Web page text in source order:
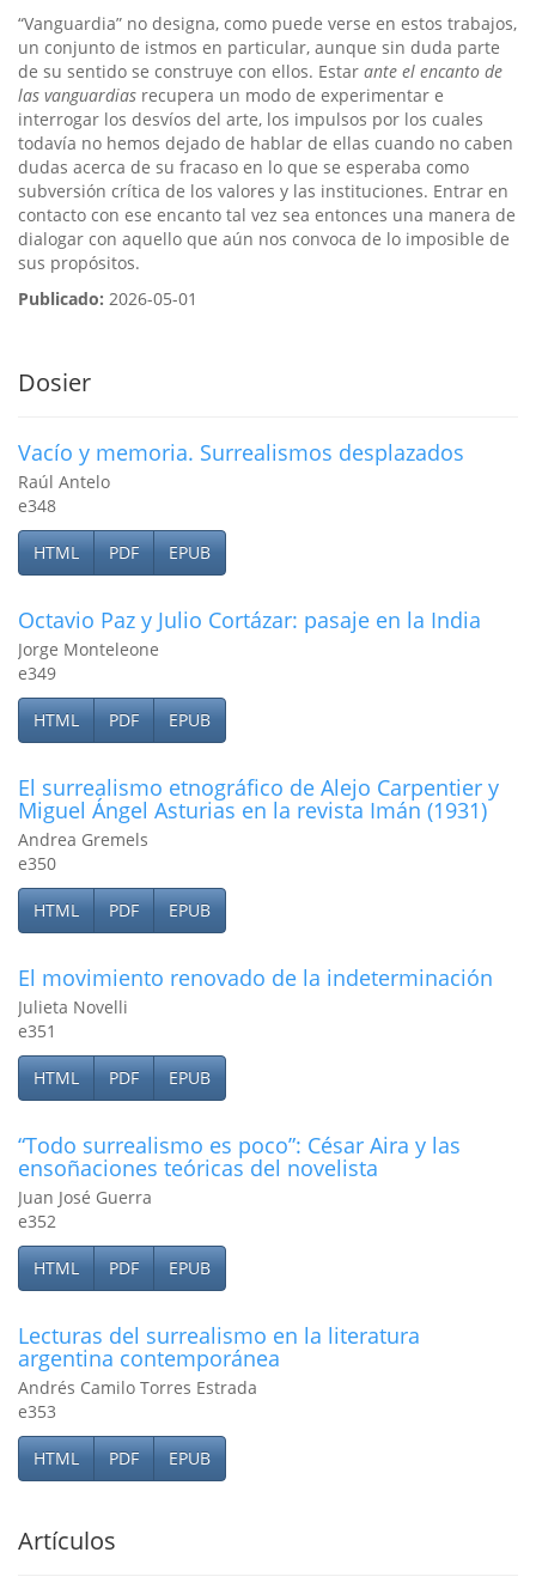
“Vanguardia” no designa, como puede verse en estos trabajos,
un conjunto de istmos en particular, aunque sin duda parte
de su sentido se construye con ellos. Estar ante el encanto de
las vanguardias recupera un modo de experimentar e
interrogar los desvíos del arte, los impulsos por los cuales
todavía no hemos dejado de hablar de ellas cuando no caben
dudas acerca de su fracaso en lo que se esperaba como
subversión crítica de los valores y las instituciones. Entrar en
contacto con ese encanto tal vez sea entonces una manera de
dialogar con aquello que aún nos convoca de lo imposible de
sus propósitos.
Publicado: 2026-05-01
Dosier
Vacío y memoria. Surrealismos desplazados
Raúl Antelo
e348
HTML PDF EPUB
Octavio Paz y Julio Cortázar: pasaje en la India
Jorge Monteleone
e349
HTML PDF EPUB
El surrealismo etnográfico de Alejo Carpentier y
Miguel Ángel Asturias en la revista Imán (1931)
Andrea Gremels
e350
HTML PDF EPUB
El movimiento renovado de la indeterminación
Julieta Novelli
e351
HTML PDF EPUB
“Todo surrealismo es poco”: César Aira y las
ensoñaciones teóricas del novelista
Juan José Guerra
e352
HTML PDF EPUB
Lecturas del surrealismo en la literatura
argentina contemporánea
Andrés Camilo Torres Estrada
e353
HTML PDF EPUB
Artículos